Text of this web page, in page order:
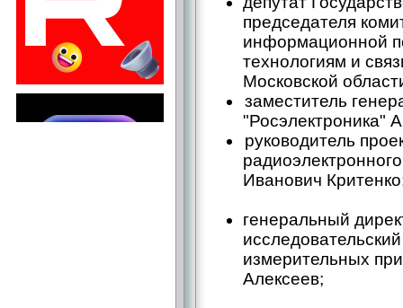
председателя
информационной
технологиям и
Московской
заместитель
"Росэлектроника"
руководитель
Иванович
генеральный
измерительных
Алексеев;